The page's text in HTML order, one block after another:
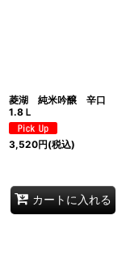
菱湖 純米吟醸 辛口
1.8Ｌ
3,520円(税込)
カートに入れる